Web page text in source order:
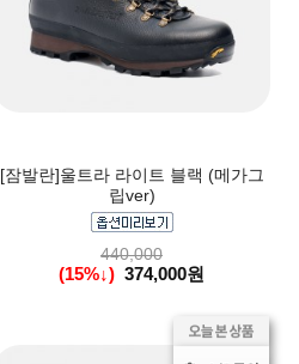
[잠발란]울트라 라이트 블랙 (메가그
립ver)
440,000
(15%↓) 374,000원